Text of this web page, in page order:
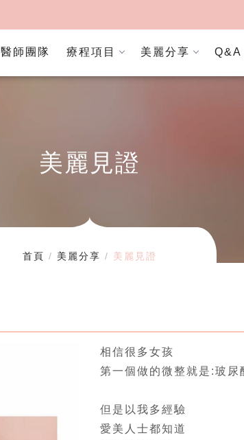
醫師團隊 療程項目 美麗分享 Q&A
美麗見證
首頁 美麗分享 美麗見證
相信很多女孩
第一個做的微整就是:玻尿
但是以我多經驗
愛美人士都知道